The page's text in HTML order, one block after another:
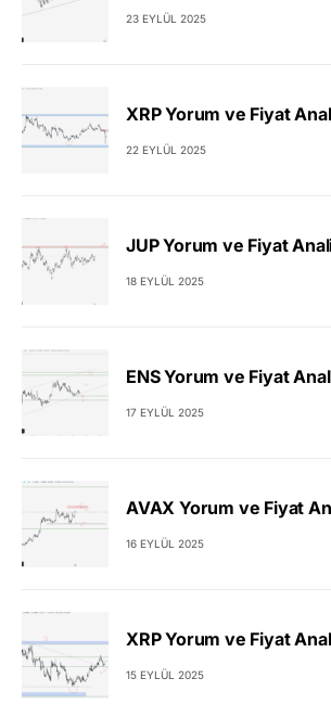
23 EYLÜL 2025
XRP Yorum ve Fiyat
22 EYLÜL 2025
JUP Yorum ve Fiyat
18 EYLÜL 2025
ENS Yorum ve Fiyat
17 EYLÜL 2025
AVAX Yorum ve Fiyat
16 EYLÜL 2025
XRP Yorum ve Fiyat
15 EYLÜL 2025